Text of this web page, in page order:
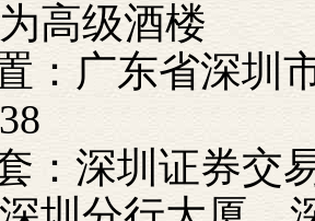
高级酒楼
：广东省深圳
：深圳证券交